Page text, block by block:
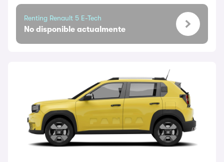
Renting Renault 5 E-Tech
No disponible actualmente